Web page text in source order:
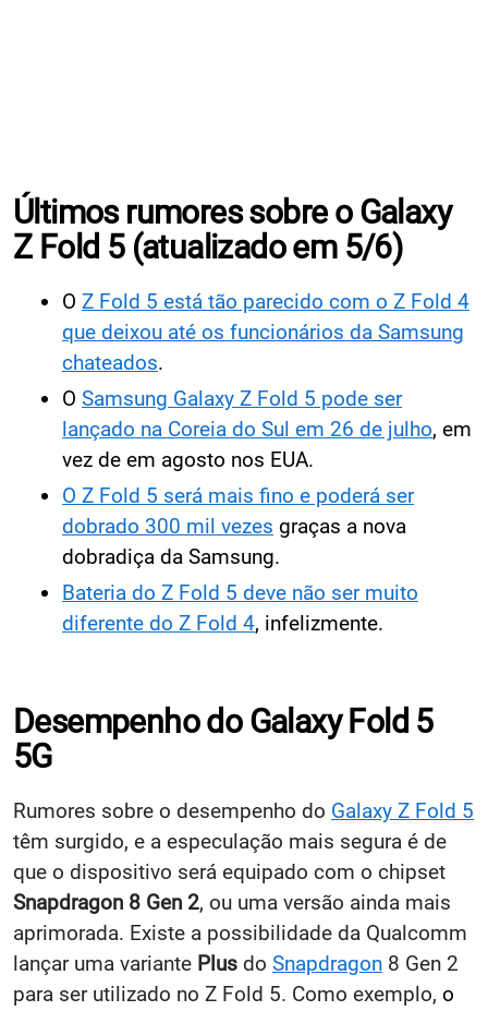
Últimos rumores sobre o Galaxy
Z Fold 5 (atualizado em 5/6)
O Z Fold 5 está tão parecido com o Z Fold 4
que deixou até os funcionários da Samsung
chateados.
O Samsung Galaxy Z Fold 5 pode ser
lançado na Coreia do Sul em 26 de julho, em
vez de em agosto nos EUA.
O Z Fold 5 será mais fino e poderá ser
dobrado 300 mil vezes graças a nova
dobradiça da Samsung.
Bateria do Z Fold 5 deve não ser muito
diferente do Z Fold 4, infelizmente.
Desempenho do Galaxy Fold 5
5G
Rumores sobre o desempenho do Galaxy Z Fold 5
têm surgido, e a especulação mais segura é de
que o dispositivo será equipado com o chipset
Snapdragon 8 Gen 2, ou uma versão ainda mais
aprimorada. Existe a possibilidade da Qualcomm
lançar uma variante Plus do Snapdragon 8 Gen 2
para ser utilizado no Z Fold 5. Como exemplo, o